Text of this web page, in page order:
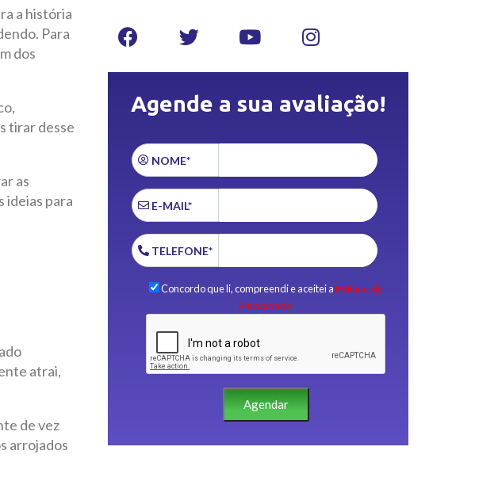
a história
Para
dos
tirar desse
as
ideias para
atrai,
de vez
arrojados
Agende a sua avaliação!
NOME*
E-MAIL*
TELEFONE*
Concordo que li, compreendi e aceitei aPolítica de
Privacidade.
Agendar